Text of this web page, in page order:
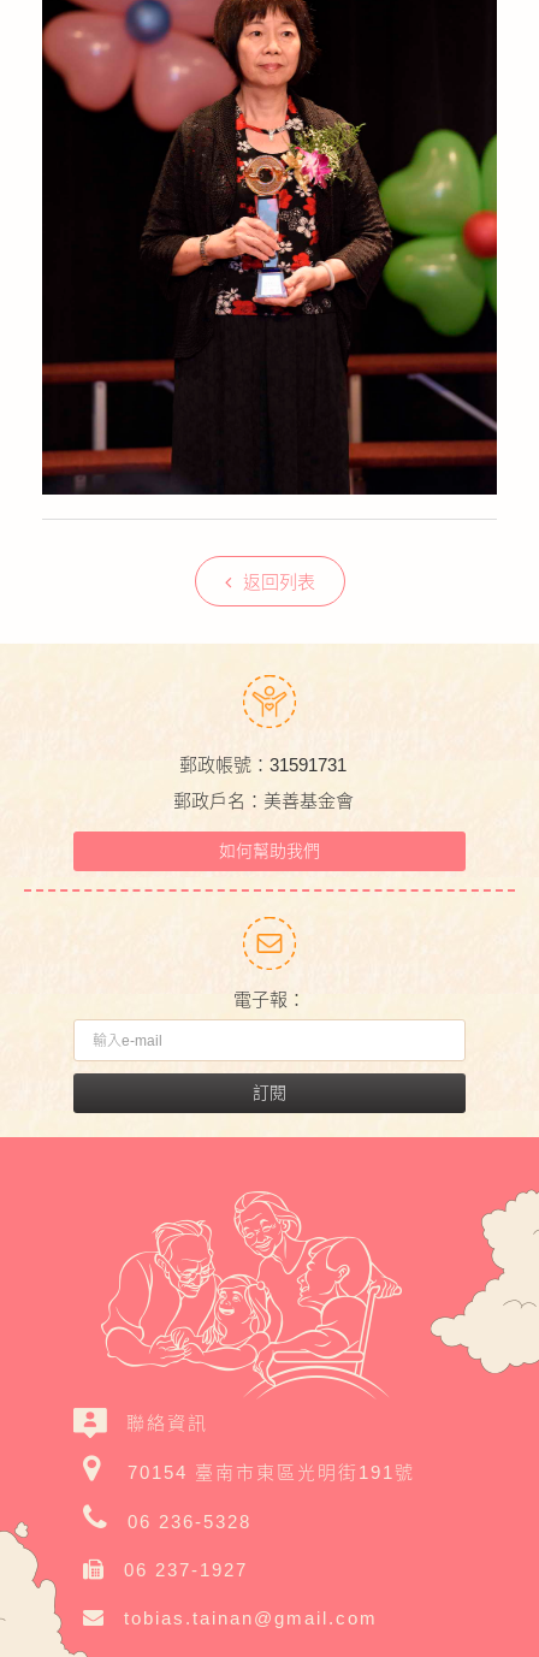
返回列表
郵政帳號：31591731
郵政戶名：美善基金會
如何幫助我們
電子報：
訂閱
聯絡資訊
70154 臺南市東區光明街191號
06 236-5328
06 237-1927
tobias.tainan@gmail.com